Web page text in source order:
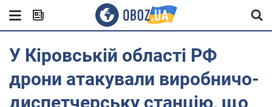
У Кіровській області РФ
дрони атакували виробничо-
диспетчерську станцію, що